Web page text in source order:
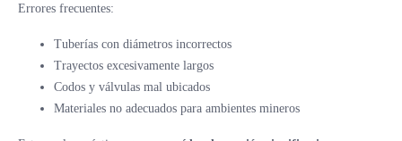
Errores frecuentes:
Tuberías con diámetros incorrectos
Trayectos excesivamente largos
Codos y válvulas mal ubicados
Materiales no adecuados para ambientes mineros